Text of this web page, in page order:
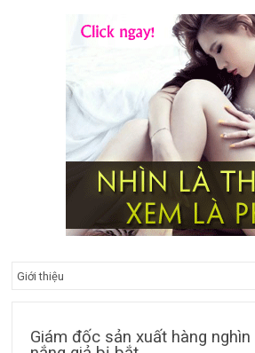
Giám đốc sản xuất hàng